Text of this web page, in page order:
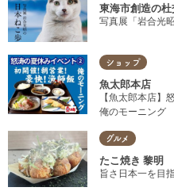
東海市創造の
写真展「岩合光
ショップ
魚太郎本店
【魚太郎本店
俺のモーニング
グルメ
たこ焼き 黎明
旨さ日本一を目